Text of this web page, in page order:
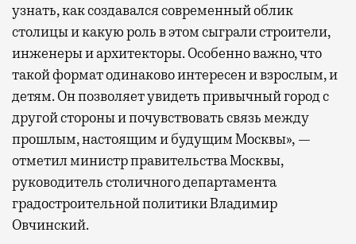
узнать, как создавался современный облик
столицы и какую роль в этом сыграли строители,
инженеры и архитекторы. Особенно важно, что
такой формат одинаково интересен и взрослым, и
детям. Он позволяет увидеть привычный город с
другой стороны и почувствовать связь между
прошлым, настоящим и будущим Москвы», —
отметил министр правительства Москвы,
руководитель столичного департамента
градостроительной политики Владимир
Овчинский.